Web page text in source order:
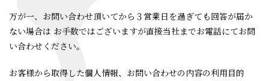
万が一、お問い合わせ頂いてから３営業日を過ぎても回答が届か
ない場合は お手数ではございますが直接当社までお電話にてお問
い合わせください。
お客様から取得した個人情報、お問い合わせの内容の利用目的